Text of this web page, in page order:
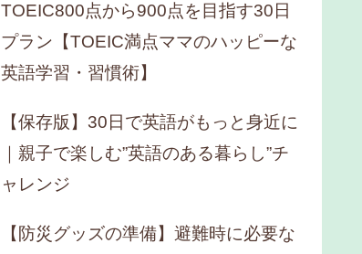
TOEIC800点から900点を目指す30日
プラン【TOEIC満点ママのハッピーな
英語学習・習慣術】
【保存版】30日で英語がもっと身近に
｜親子で楽しむ”英語のある暮らし”チ
ャレンジ
【防災グッズの準備】避難時に必要な